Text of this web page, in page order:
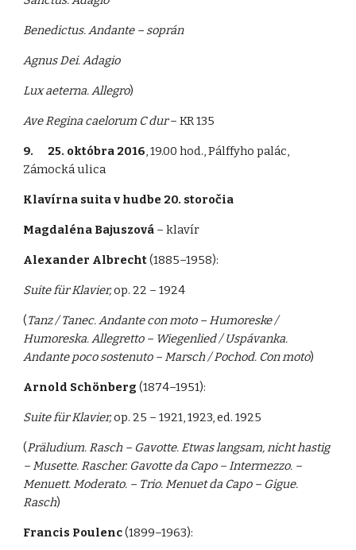
Benedictus. Andante – soprán
Agnus Dei. Adagio
Lux aeterna. Allegro)
Ave Regina caelorum C dur– KR 135
9. 25. októbra 2016, 19.00 hod., Pálffyho palác,
Zámocká ulica
Klavírna suita v hudbe 20. storočia
Magdaléna Bajuszová – klavír
Alexander Albrecht(1885–1958):
Suite für Klavier,op. 22 – 1924
(Tanz / Tanec. Andante con moto – Humoreske /
Humoreska. Allegretto – Wiegenlied / Uspávanka.
Andante poco sostenuto – Marsch / Pochod. Con moto)
Arnold Schönberg (1874–1951):
Suite für Klavier,op. 25 – 1921, 1923, ed. 1925
(Präludium. Rasch – Gavotte. Etwas langsam, nicht hastig
– Musette. Rascher. Gavotte da Capo – Intermezzo. –
Menuett. Moderato. – Trio. Menuet da Capo – Gigue.
Rasch)
Francis Poulenc(1899–1963):